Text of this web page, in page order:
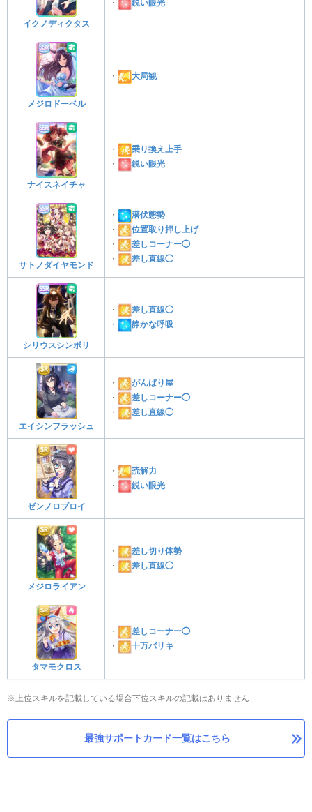
イクノディクタス
・ 鋭い眼光
メジロドーベル
・ 大局観
ナイスネイチャ
・
乗り換え上手
・
鋭い眼光
サトノダイヤモンド
・
潜伏態勢
・
位置取り押し上げ
・
差しコーナー◯
・
差し直線◯
シリウスシンボリ
・
差し直線◯
・
静かな呼吸
エイシンフラッシュ
・
がんばり屋
・
差しコーナー◯
・
差し直線◯
ゼンノロブロイ
・
読解力
・
鋭い眼光
メジロライアン
・
差し切り体勢
・
差し直線◯
タマモクロス
・
差しコーナー◯
・
十万バリキ
※上位スキルを記載している場合下位スキルの記載はありません
最強サポートカード一覧はこちら